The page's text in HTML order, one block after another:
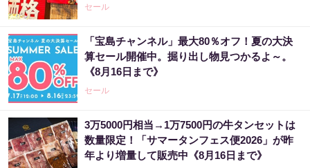
セール
「宝島チャンネル」最大80％オフ！夏の大決
算セール開催中。掘り出し物見つかるよ～。
《8月16日まで》
セール
3万5000円相当→1万7500円の牛タンセットは
数量限定！「サマータンフェス便2026」が昨
年より増量して販売中《8月16日まで》